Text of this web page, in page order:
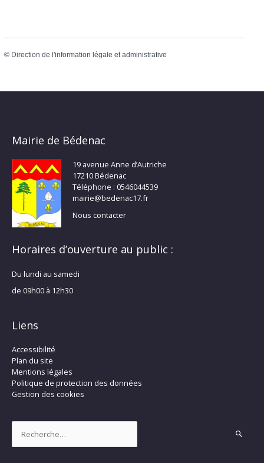
© Direction de l'information légale et administrative
Mairie de Bédenac
19 avenue Anne d’Autriche
17210 Bédenac
Téléphone : 0546044539
mairie@bedenac17.fr
Nous contacter
Horaires d’ouverture au public :
Du lundi au samedi
de 09h00 à 12h30
Liens
Accessibilité
Plan du site
Mentions légales
Politique de protection des données
Gestion des cookies